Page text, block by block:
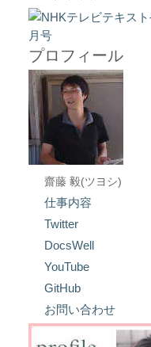
プロフィール
齋藤 毅(ツヨシ)
仕事内容
Twitter
DocsWell
YouTube
GitHub
お問い合わせ